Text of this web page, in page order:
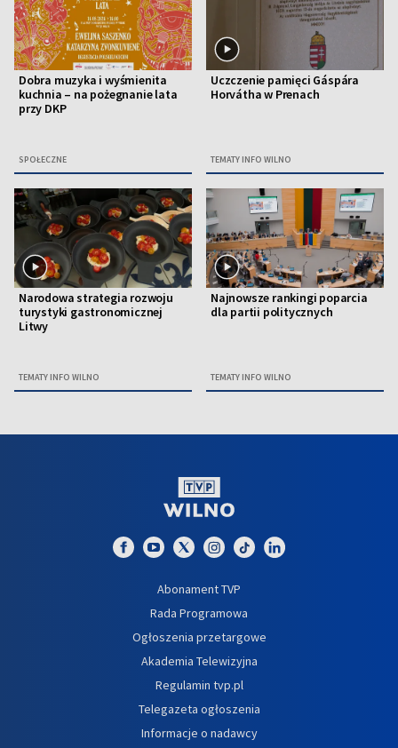
Dobra muzyka i wyśmienita
kuchnia – na pożegnanie lata
przy DKP
SPOŁECZNE
Uczczenie pamięci Gáspára
Horvátha w Prenach
TEMATY INFO WILNO
Narodowa strategia rozwoju
turystyki gastronomicznej
Litwy
TEMATY INFO WILNO
Najnowsze rankingi poparcia
dla partii politycznych
TEMATY INFO WILNO
Abonament TVP
Rada Programowa
Ogłoszenia przetargowe
Akademia Telewizyjna
Regulamin tvp.pl
Telegazeta ogłoszenia
Informacje o nadawcy